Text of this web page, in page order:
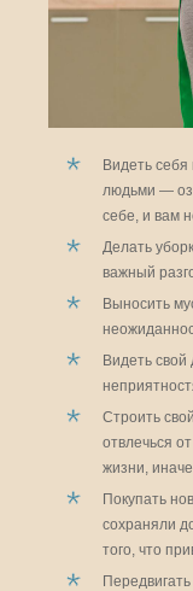
Видеть себя
людьми —
себе, и вам
Делать
важный
Выносить
Видеть
Строить
отвлечься
жизни,
Покупать
сохраняли
того, что